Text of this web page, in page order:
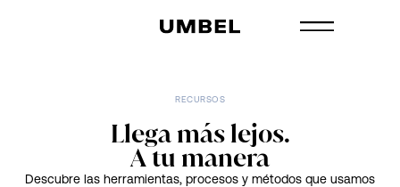
RECURSOS​
Llega más lejos.
A tu manera
Descubre las herramientas, procesos y métodos que usamos